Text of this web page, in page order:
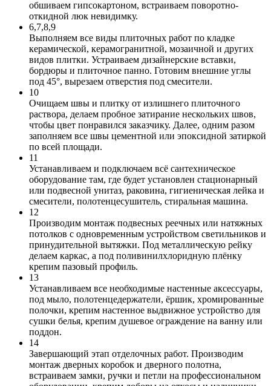
обшиваем гипсокартоном, встраиваем поворотно-
откидной люк невидимку.
6,7,8,9
Выполняем все виды плиточных работ по кладке
керамической, керамогранитной, мозаичной и других
видов плитки. Устраиваем дизайнерские вставки,
бордюры и плиточное панно. Готовим внешние углы
под 45°, вырезаем отверстия под смесители.
10
Очищаем швы и плитку от излишнего плиточного
раствора, делаем пробное затирание нескольких швов,
чтобы цвет понравился заказчику. Далее, одним разом
заполняем все швы цементной или эпоксидной затиркой
по всей площади.
11
Устанавливаем и подключаем всё сантехническое
оборудование там, где будет установлен стационарный
или подвесной унитаз, раковина, гигиеническая лейка и
смесители, полотенцесушитель, стиральная машина.
12
Производим монтаж подвесных реечных или натяжных
потолков с одновременным устройством светильников и
принудительной вытяжки. Под металлическую рейку
делаем каркас, а под поливинилхлоридную плёнку
крепим пазовый профиль.
13
Устанавливаем все необходимые настенные аксессуары,
под мыло, полотенцедержатели, ёршик, хромированные
полочки, крепим настенное выдвижное устройство для
сушки белья, крепим душевое ограждение на ванну или
поддон.
14
Завершающий этап отделочных работ. Производим
монтаж дверных коробок и дверного полотна,
встраиваем замки, ручки и петли на профессиональном